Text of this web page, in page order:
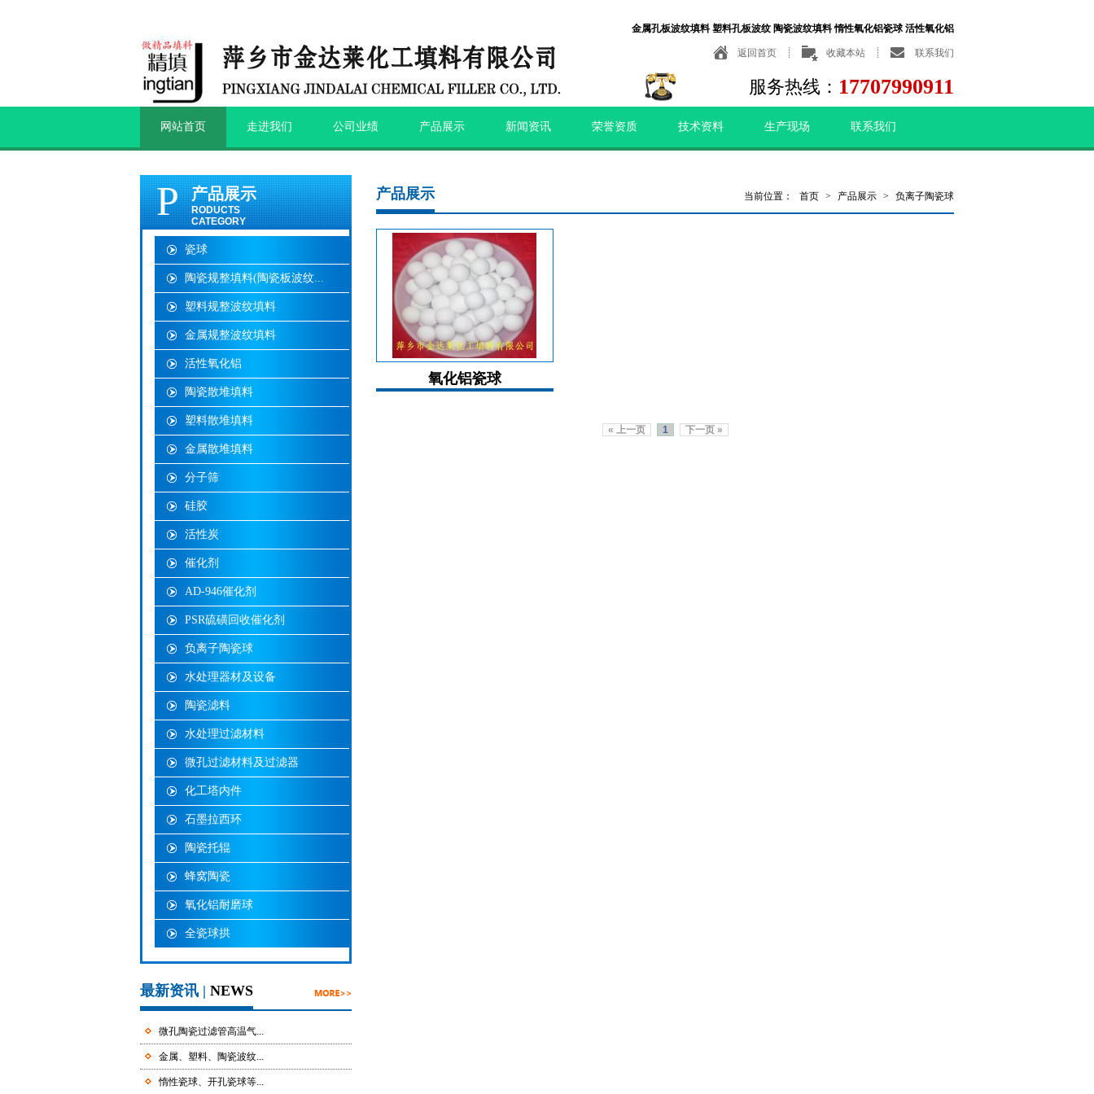
金属孔板波纹填料 塑料孔板波纹 陶瓷波纹填料 惰性氧化铝瓷球 活性氧化铝
返回首页 收藏本站 联系我们
17707990911
服务热线：
网站首页 走进我们 公司业绩 产品展示 新闻资讯 荣誉资质 技术资料 生产现场 联系我们
P 产品展示
RODUCTS
CATEGORY
瓷球
陶瓷规整填料(陶瓷板波纹...
塑料规整波纹填料
金属规整波纹填料
活性氧化铝
陶瓷散堆填料
塑料散堆填料
金属散堆填料
分子筛
硅胶
活性炭
催化剂
AD-946催化剂
PSR硫磺回收催化剂
负离子陶瓷球
水处理器材及设备
陶瓷滤料
水处理过滤材料
微孔过滤材料及过滤器
化工塔内件
石墨拉西环
陶瓷托辊
蜂窝陶瓷
氧化铝耐磨球
全瓷球拱
最新资讯 | NEWS
微孔陶瓷过滤管高温气...
金属、塑料、陶瓷波纹...
惰性瓷球、开孔瓷球等...
当前位置： 首页 > 产品展示 > 负离子陶瓷球
产品展示
氧化铝瓷球
« 上一页 1 下一页 »